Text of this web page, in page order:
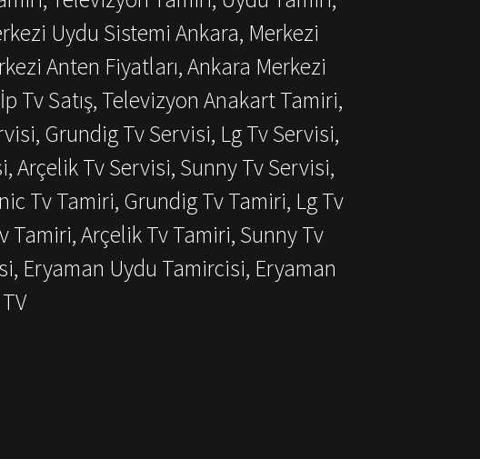
Uydu Sistemi Ankara, Merkezi
Anten Fiyatları, Ankara Merkezi
Tv Satış, Televizyon Anakart Tamiri,
Grundig Tv Servisi, Lg Tv Servisi,
Arçelik Tv Servisi, Sunny Tv Servisi,
Tv Tamiri, Grundig Tv Tamiri, Lg Tv
Tamiri, Arçelik Tv Tamiri, Sunny Tv
Eryaman Uydu Tamircisi, Eryaman